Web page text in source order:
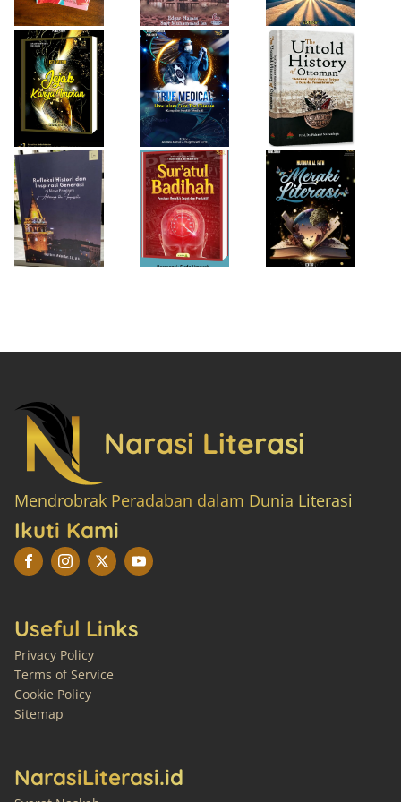
Desi Wulan Sari
Refleksi Histori
dan Inspirasi
Generasi di Masa
Pandemi
“Achieving the
Impossible”
Firda Umayah
Sur'atul Badihah,
Panduan Berpikir
Cepat dan
Produktif
Sartinah
Rempaka
Literasiku
Narasi Literasi
Mendrobrak Peradaban dalam Dunia Literasi
Ikuti Kami
Useful Links
Privacy Policy
Terms of Service
Cookie Policy
Sitemap
NarasiLiterasi.id